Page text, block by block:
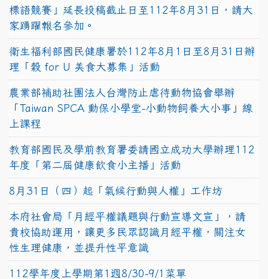
標語競賽」延長投稿截止日至112年8月31日，請大
家踴躍報名參加。
衛生福利部國民健康署於112年8月1日至8月31日辦
理「穀 for U 美食大募集」活動
農業部補助社團法人台灣防止虐待動物協會舉辦
「Taiwan SPCA 動保小學堂-小動物飼養大小事」線
上課程
教育部國民及學前教育署委請國立成功大學辦理112
年度「第二屆健康飲食小主播」活動
8月31日（四）起「氣候行動與人權」工作坊
本府社會局「月經平權議題與行動宣導文宣」，請
貴校協助運用，讓更多民眾認識月經平權，關注女
性生理健康，並提升性平意識
112學年度上學期第1週8/30-9/1菜單